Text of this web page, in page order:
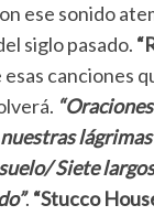
ese sonido
siglo pasado.
canciones
Siete
. “Stucco